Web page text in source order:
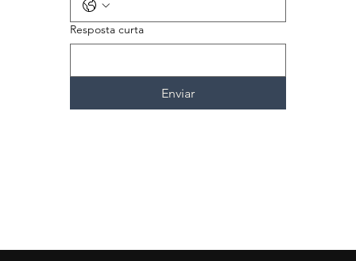
Resposta curta
Enviar